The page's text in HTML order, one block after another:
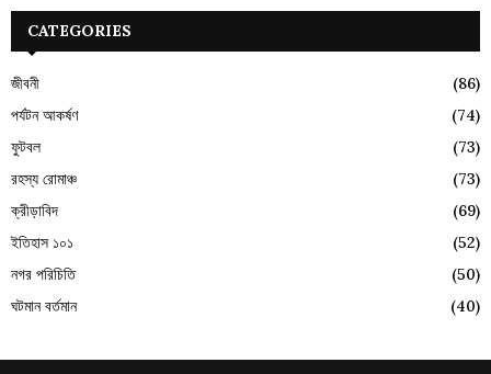
CATEGORIES
জীবনী
(86)
পর্যটন আকর্ষণ
(74)
ফুটবল
(73)
রহস্য রোমাঞ্চ
(73)
ক্রীড়াবিদ
(69)
ইতিহাস ১০১
(52)
নগর পরিচিতি
(50)
ঘটমান বর্তমান
(40)